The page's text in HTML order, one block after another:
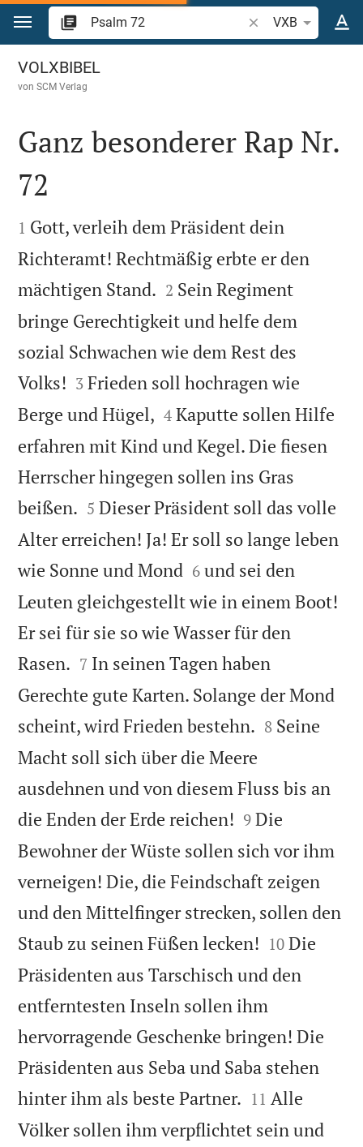
Zum Inhalt springen
Bibelstelle oder
VXB
Psalm 72
VOLXBIBEL
vonSCM Verlag

Ganz besonderer Rap Nr.
72

1 Gott, verleih dem Präsident dein
Richteramt! Rechtmäßig erbte er den
mächtigen Stand. 

2 Sein Regiment
bringe Gerechtigkeit und helfe dem
sozial Schwachen wie dem Rest des
Volks! 

3 Frieden soll hochragen wie
Berge und Hügel, 

4 Kaputte sollen Hilfe
erfahren mit Kind und Kegel. Die fiesen
Herrscher hingegen sollen ins Gras
beißen. 

5 Dieser Präsident soll das volle
Alter erreichen! Ja! Er soll so lange leben
wie Sonne und Mond 

6 und sei den
Leuten gleichgestellt wie in einem Boot!
Er sei für sie so wie Wasser für den
Rasen. 

7 In seinen Tagen haben
Gerechte gute Karten. Solange der Mond
scheint, wird Frieden bestehn. 

8 Seine
Macht soll sich über die Meere
ausdehnen und von diesem Fluss bis an
die Enden der Erde reichen! 

9 Die
Bewohner der Wüste sollen sich vor ihm
verneigen! Die, die Feindschaft zeigen
und den Mittelfinger strecken, sollen den
Staub zu seinen Füßen lecken! 

10 Die
Präsidenten aus Tarschisch und den
entferntesten Inseln sollen ihm
hervorragende Geschenke bringen! Die
Präsidenten aus Seba und Saba stehen
hinter ihm als beste Partner. 

11 Alle
Völker sollen ihm verpflichtet sein und